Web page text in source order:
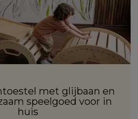
met glijbaan en
speelgoed voor in
huis